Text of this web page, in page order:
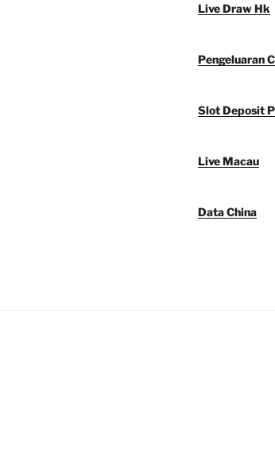
Live Draw Hk
Pengeluaran
Slot Deposit
Live Macau
Data China